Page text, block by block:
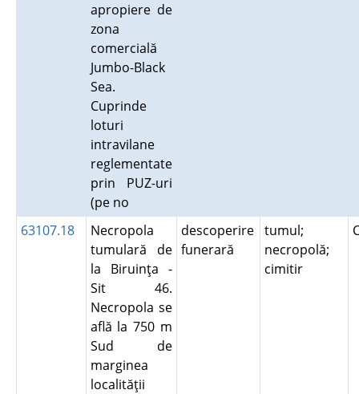
apropiere de
zona
comercială
Jumbo-Black
Sea.
Cuprinde
loturi
intravilane
reglementate
prin PUZ-uri
(pe no
63107.18
Necropola
tumulară de
la Biruinţa -
Sit 46.
Necropola se
află la 750 m
Sud de
marginea
localităţii
descoperire
funerară
tumul;
necropolă;
cimitir